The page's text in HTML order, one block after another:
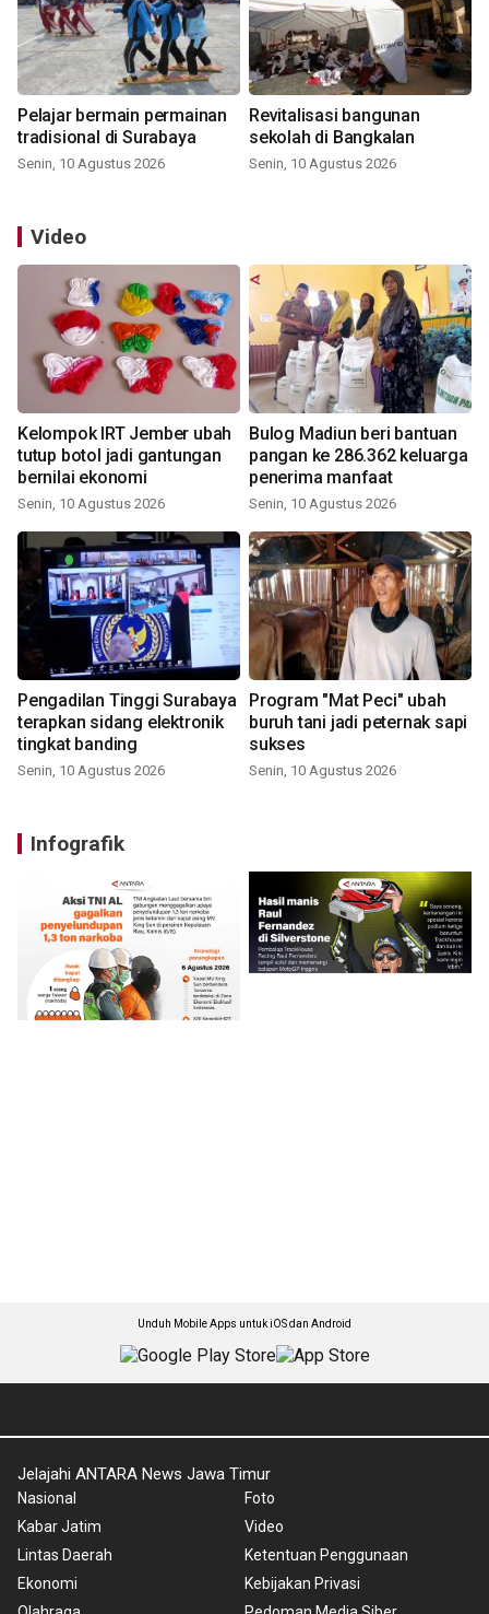
Pelajar bermain permainan
tradisional di Surabaya
Senin, 10 Agustus 2026
Revitalisasi bangunan
sekolah di Bangkalan
Senin, 10 Agustus 2026
Video
Kelompok IRT Jember ubah
tutup botol jadi gantungan
bernilai ekonomi
Senin, 10 Agustus 2026
Bulog Madiun beri bantuan
pangan ke 286.362 keluarga
penerima manfaat
Senin, 10 Agustus 2026
Pengadilan Tinggi Surabaya
terapkan sidang elektronik
tingkat banding
Senin, 10 Agustus 2026
Program "Mat Peci" ubah
buruh tani jadi peternak sapi
sukses
Senin, 10 Agustus 2026
Infografik
Unduh Mobile Apps untuk iOS dan Android
Jelajahi ANTARA News Jawa Timur
Nasional
Kabar Jatim
Lintas Daerah
Ekonomi
Foto
Video
Ketentuan Penggunaan
Kebijakan Privasi